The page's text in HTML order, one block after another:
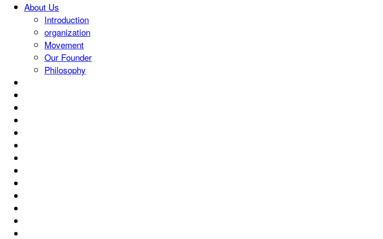
About Us
Introduction
organization
Movement
Our Founder
Philosophy